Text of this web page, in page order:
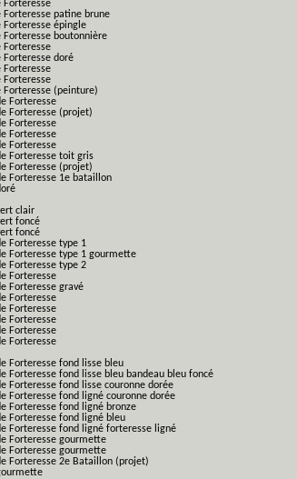
Forteresse
patine brune
épingle
boutonnière
Forteresse
doré
Forteresse
Forteresse
(peinture)
Forteresse
Forteresse (projet)
Forteresse
Forteresse
Forteresse
Forteresse toit gris
Forteresse (projet)
Forteresse 1e bataillon
clair
foncé
foncé
Forteresse type 1
Forteresse type 1 gourmette
Forteresse type 2
Forteresse
Forteresse gravé
Forteresse
Forteresse
Forteresse
Forteresse
Forteresse
Forteresse fond lisse bleu
Forteresse fond lisse bleu bandeau bleu foncé
Forteresse fond lisse couronne dorée
Forteresse fond ligné couronne dorée
Forteresse fond ligné bronze
Forteresse fond ligné bleu
Forteresse fond ligné forteresse ligné
Forteresse gourmette
Forteresse gourmette
Forteresse 2e Bataillon (projet)